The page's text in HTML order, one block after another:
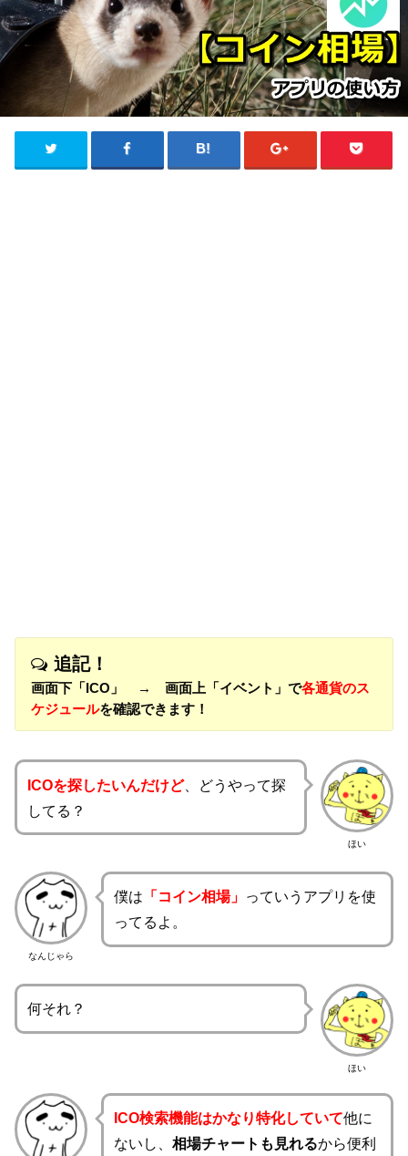
追記！
画面下「ICO」 → 画面上「イベント」で各通貨のス
ケジュールを確認できます！
ほい
ICOを探したいんだけど、どうやって探
してる？
なんじゃら
僕は 「コイン相場」 っていうアプリを使
ってるよ。
ほい
何それ？
ICO検索機能はかなり特化していて他に
ないし、 相場チャートも見れるから便利